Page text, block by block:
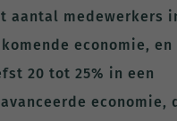
aantal medewerkers
economie, en
20 tot 25% in een
economie,